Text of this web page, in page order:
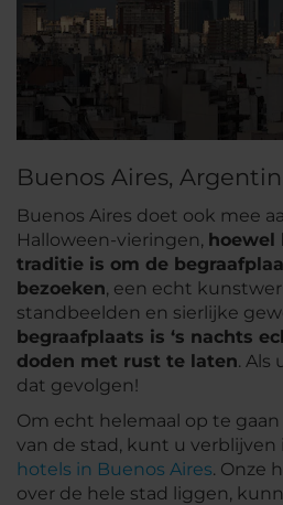
Buenos Aires,
Buenos Aires doet ook mee
Halloween-vieringen, hoewel
traditie is om de
bezoeken, een echt
standbeelden en sierlijke
begraafplaats is ‘s nachts
doden met rust te laten. Als
dat gevolgen!
Om echt helemaal op te
van de stad, kunt u verblijven
hotels in Buenos Aires. Onze
over de hele stad liggen,